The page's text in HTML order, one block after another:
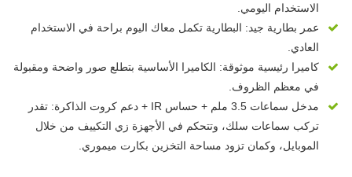
الاستخدام اليومي.
عمر بطارية جيد: البطارية تكمل معاك اليوم براحة في الاستخدام
العادي.
كاميرا رئيسية موثوقة: الكاميرا الأساسية بتطلع صور واضحة ومقبولة
في معظم الظروف.
مدخل سماعات 3.5 ملم + حساس IR + دعم كروت الذاكرة: تقدر
تركب سماعات سلك، وتتحكم في الأجهزة زي التكييف من خلال
الموبايل، وكمان تزود مساحة التخزين بكارت ميموري.